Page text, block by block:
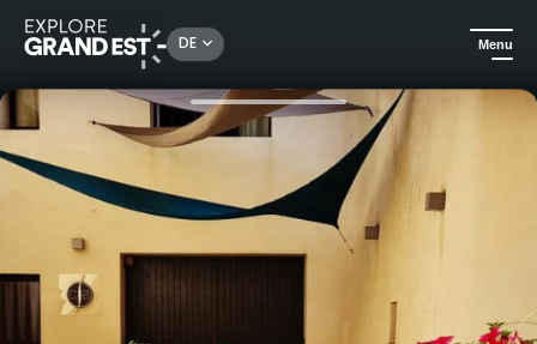
DE Menu
Sehenswertes in der Region Grand Est Gönnen Sie sich eine Geschmacksentdeckung im "La Cour des Sens".